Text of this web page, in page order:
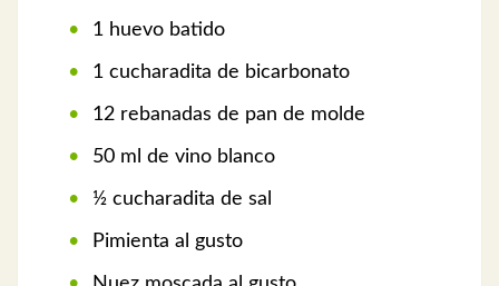
1 huevo batido
1 cucharadita de bicarbonato
12 rebanadas de pan de molde
50 ml de vino blanco
½ cucharadita de sal
Pimienta al gusto